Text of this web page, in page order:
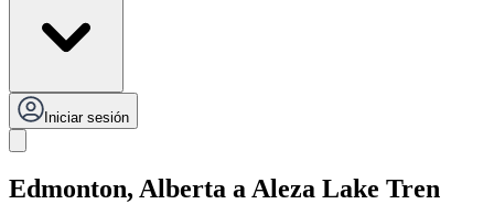
Iniciar sesión
Edmonton, Alberta a Aleza Lake Tren